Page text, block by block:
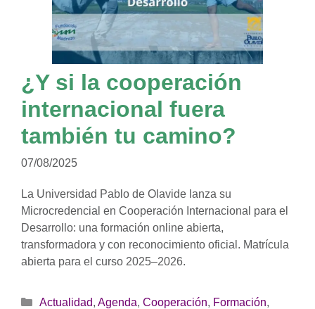
¿Y si la cooperación
internacional fuera
también tu camino?
07/08/2025
La Universidad Pablo de Olavide lanza su
Microcredencial en Cooperación Internacional para el
Desarrollo: una formación online abierta,
transformadora y con reconocimiento oficial. Matrícula
abierta para el curso 2025–2026.
Categorías
Actualidad, Agenda, Cooperación, Formación,